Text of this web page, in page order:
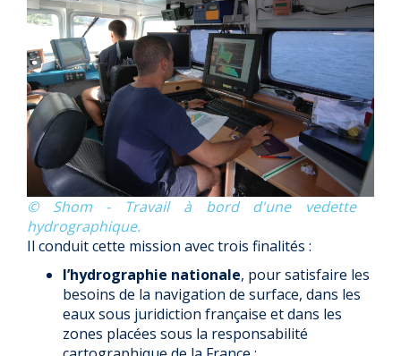
© Shom - Travail à bord d'une vedette
hydrographique.
Il conduit cette mission avec trois finalités :
l’hydrographie nationale, pour satisfaire les
besoins de la navigation de surface, dans les
eaux sous juridiction française et dans les
zones placées sous la responsabilité